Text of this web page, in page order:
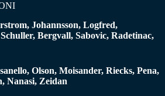
Johannsson, Logfred,
Bergvall, Sabovic, Radetinac,
Olson, Moisander, Riecks, Pena,
Nanasi, Zeidan